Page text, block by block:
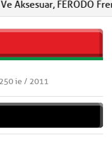
FERODO Fren
ie / 2011